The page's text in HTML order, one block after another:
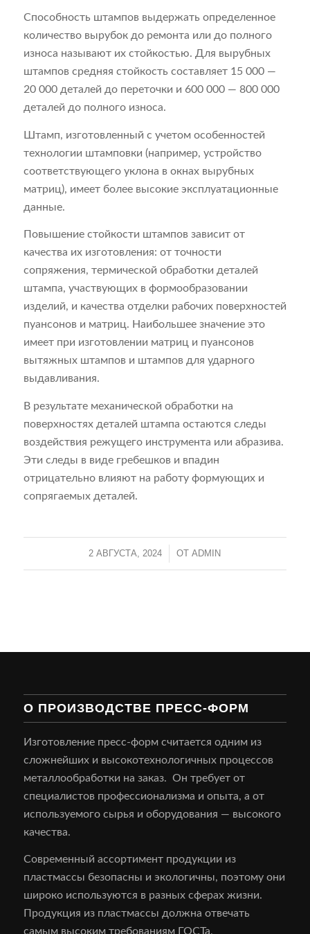
Способность штампов выдержать определенное
количество вырубок до ремонта или до полного
износа называют их стойкостью. Для вырубных
штампов средняя стойкость составляет 15 000 —
20 000 деталей до переточки и 600 000 — 800 000
деталей до полного износа.
Штамп, изготовленный с учетом особенностей
технологии штамповки (например, устройство
соответствующего уклона в окнах вырубных
матриц), имеет более высокие эксплуатационные
данные.
Повышение стойкости штампов зависит от
качества их изготовления: от точности
сопряжения, термической обработки деталей
штампа, участвующих в формообразовании
изделий, и качества отделки рабочих поверхностей
пуансонов и матриц. Наибольшее значение это
имеет при изготовлении матриц и пуансонов
вытяжных штампов и штампов для ударного
выдавливания.
В результате механической обработки на
поверхностях деталей штампа остаются следы
воздействия режущего инструмента или абразива.
Эти следы в виде гребешков и впадин
отрицательно влияют на работу формующих и
сопрягаемых деталей.
2 АВГУСТА, 2024
/ ОТADMIN
О ПРОИЗВОДСТВЕ ПРЕСС-ФОРМ
Изготовление пресс-форм считается одним из
сложнейших и высокотехнологичных процессов
металлообработки на заказ. Он требует от
специалистов профессионализма и опыта, а от
используемого сырья и оборудования — высокого
качества.
Современный ассортимент продукции из
пластмассы безопасны и экологичны, поэтому они
широко используются в разных сферах жизни.
Продукция из пластмассы должна отвечать
самым высоким требованиям ГОСТа,